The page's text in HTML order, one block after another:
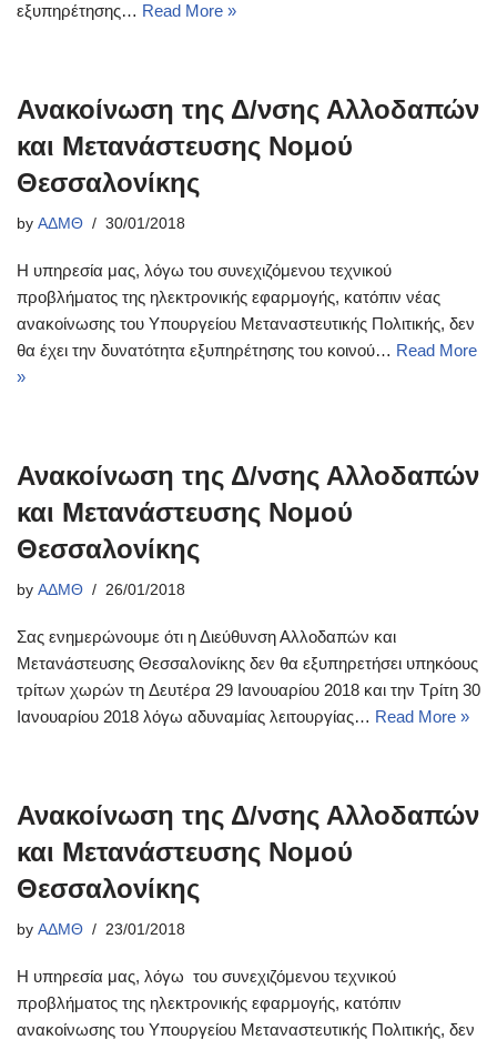
εξυπηρέτησης… Read More »
Ανακοίνωση της Δ/νσης Αλλοδαπών
και Μετανάστευσης Νομού
Θεσσαλονίκης
by ΑΔΜΘ 30/01/2018
Η υπηρεσία μας, λόγω του συνεχιζόμενου τεχνικού
προβλήματος της ηλεκτρονικής εφαρμογής, κατόπιν νέας
ανακοίνωσης του Υπουργείου Μεταναστευτικής Πολιτικής, δεν
θα έχει την δυνατότητα εξυπηρέτησης του κοινού… Read More
»
Ανακοίνωση της Δ/νσης Αλλοδαπών
και Μετανάστευσης Νομού
Θεσσαλονίκης
by ΑΔΜΘ 26/01/2018
Σας ενημερώνουμε ότι η Διεύθυνση Αλλοδαπών και
Μετανάστευσης Θεσσαλονίκης δεν θα εξυπηρετήσει υπηκόους
τρίτων χωρών τη Δευτέρα 29 Ιανουαρίου 2018 και την Τρίτη 30
Ιανουαρίου 2018 λόγω αδυναμίας λειτουργίας… Read More »
Ανακοίνωση της Δ/νσης Αλλοδαπών
και Μετανάστευσης Νομού
Θεσσαλονίκης
by ΑΔΜΘ 23/01/2018
Η υπηρεσία μας, λόγω του συνεχιζόμενου τεχνικού
προβλήματος της ηλεκτρονικής εφαρμογής, κατόπιν
ανακοίνωσης του Υπουργείου Μεταναστευτικής Πολιτικής, δεν